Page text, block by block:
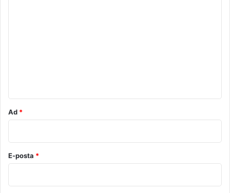
Ad *
E-posta *